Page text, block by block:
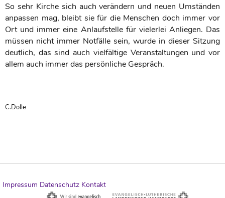
So sehr Kirche sich auch verändern und neuen Umständen
anpassen mag, bleibt sie für die Menschen doch immer vor
Ort und immer eine Anlaufstelle für vielerlei Anliegen. Das
müssen nicht immer Notfälle sein, wurde in dieser Sitzung
deutlich, das sind auch vielfältige Veranstaltungen und vor
allem auch immer das persönliche Gespräch.
C.Dolle
Impressum Datenschutz Kontakt